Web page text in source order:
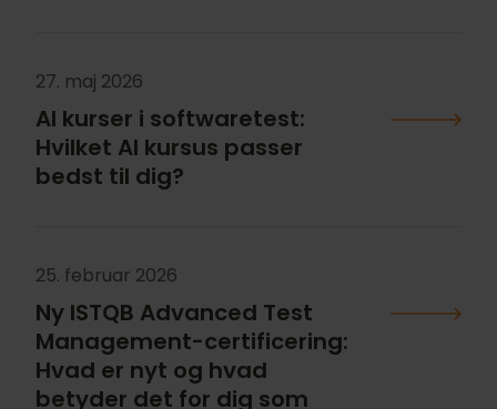
27. maj 2026
AI kurser i softwaretest:
Hvilket AI kursus passer
bedst til dig?
25. februar 2026
Ny ISTQB Advanced Test
Management-certificering:
Hvad er nyt og hvad
betyder det for dig som